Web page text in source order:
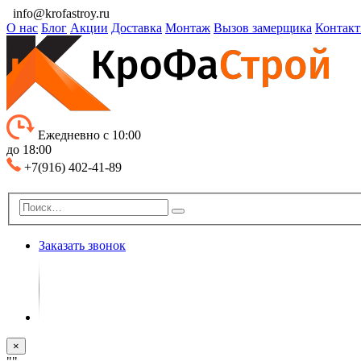
info@krofastroy.ru
О нас Блог Акции Доставка Монтаж Вызов замерщика
Ежедневно с 10:00
до 18:00
+7(916) 402-41-89
Заказать звонок
×